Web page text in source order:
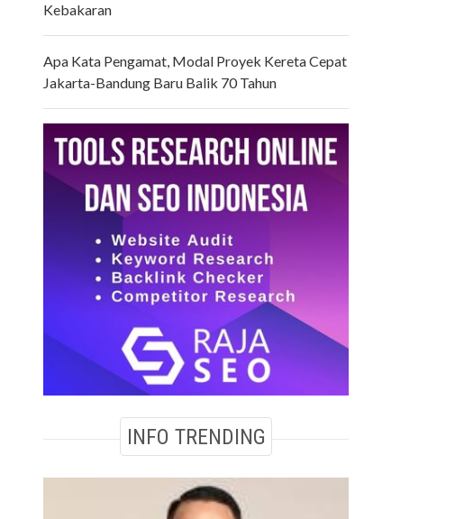
Kebakaran
Apa Kata Pengamat, Modal Proyek Kereta Cepat
Jakarta-Bandung Baru Balik 70 Tahun
INFO TRENDING